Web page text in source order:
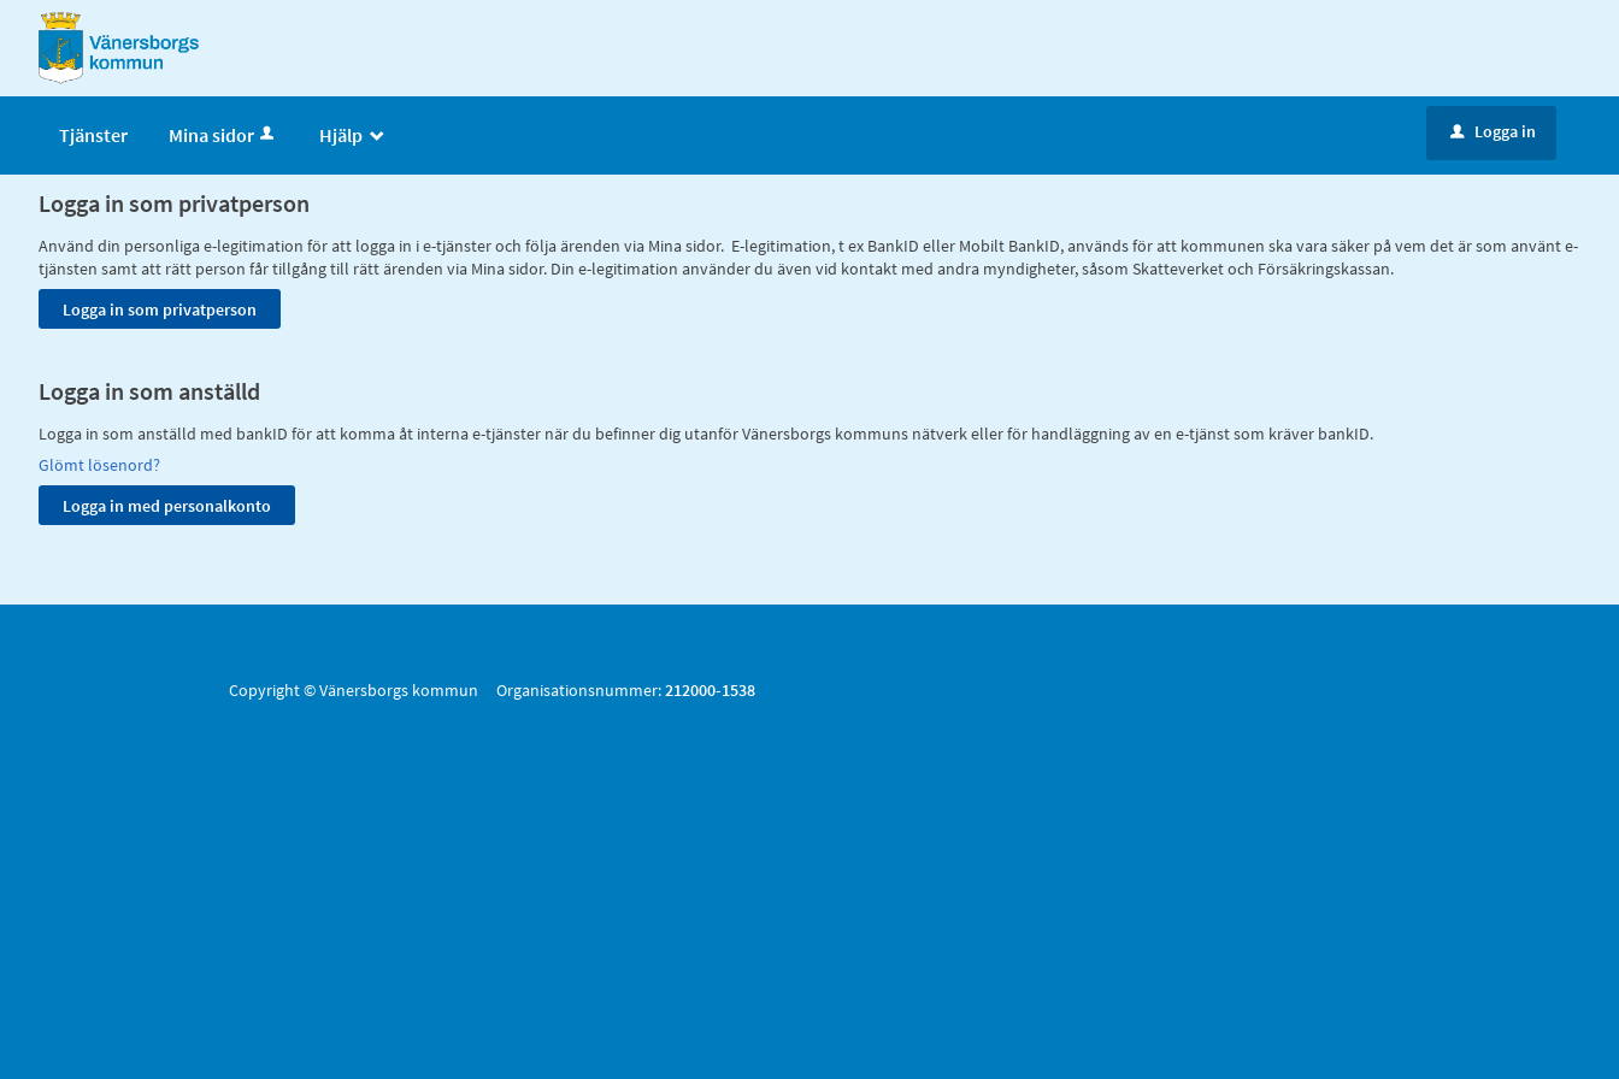
Välkommen
Vänersborgs
kommun
Tjänster Mina sidor Hjälp _ u Logga in
Logga in som privatperson
Använd din personliga e-legitimation för att logga in i e-tjänster och följa ärenden via Mina sidor. E-legitimation, t ex BankID eller Mobilt BankID, används för att kommunen ska vara säker på vem det är som använt e-
tjänsten samt att rätt person får tillgång till rätt ärenden via Mina sidor. Din e-legitimation använder du även vid kontakt med andra myndigheter, såsom Skatteverket och Försäkringskassan.
Logga in som anställd
Logga in som anställd med bankID för att komma åt interna e-tjänster när du befinner dig utanför Vänersborgs kommuns nätverk eller för handläggning av en e-tjänst som kräver bankID.
Glömt lösenord?
Copyright © Vänersborgs kommun Organisationsnummer:212000-1538